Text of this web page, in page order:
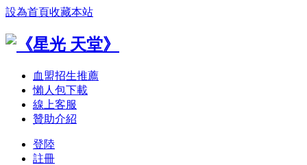
設為首頁收藏本站
血盟招生推薦
懶人包下載
線上客服
贊助介紹
登陸
註冊